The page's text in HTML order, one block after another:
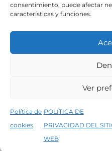
consentimiento, puede afectar
características y funciones.
Ver
Política de
cookies
POLÍTICA DE
PRIVACIDAD DEL
WEB
5% de descuento en tu primera
Política de
©2026 Decopintur-